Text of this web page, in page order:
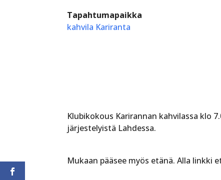
Tapahtumapaikka
kahvila Kariranta
Klubikokous Karirannan kahvilassa klo
järjestelyistä Lahdessa.
Mukaan pääsee myös etänä. Alla linkki